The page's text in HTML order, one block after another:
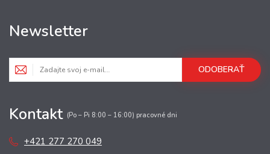
Newsletter
ODOBERAŤ
Kontakt (Po – Pi 8:00 – 16:00) pracovné dni
+421 277 270 049